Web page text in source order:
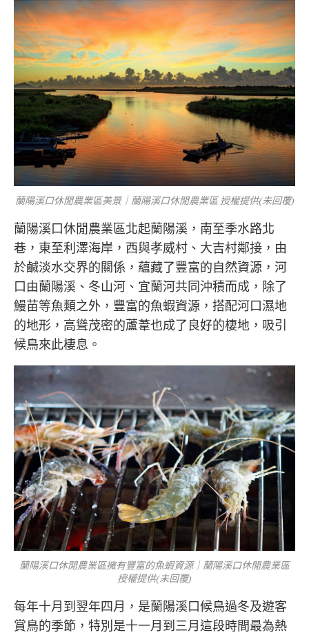
蘭陽溪口休閒農業區美景｜蘭陽溪口休閒農業區 授權提供(未回覆)
蘭陽溪口休閒農業區北起蘭陽溪，南至季水路北
巷，東至利澤海岸，西與孝威村、大吉村鄰接，由
於鹹淡水交界的關係，蘊藏了豐富的自然資源，河
口由蘭陽溪、冬山河、宜蘭河共同沖積而成，除了
鰻苗等魚類之外，豐富的魚蝦資源，搭配河口濕地
的地形，高聳茂密的蘆葦也成了良好的棲地，吸引
候鳥來此棲息。
蘭陽溪口休閒農業區擁有豐富的魚蝦資源｜蘭陽溪口休閒農業區
授權提供(未回覆)
每年十月到翌年四月，是蘭陽溪口候鳥過冬及遊客
賞鳥的季節，特別是十一月到三月這段時間最為熱